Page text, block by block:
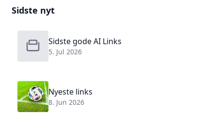
Sidste nyt
Sidste gode AI Links
5. Jul 2026
Nyeste links
8. Jun 2026